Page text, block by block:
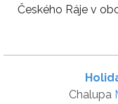
Českého Ráje v
Chalupa